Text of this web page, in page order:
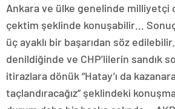
Ankara ve ülke genelinde milliyetçi
çektim şeklinde konuşabilir… Sonuç
üç ayaklı bir başarıdan söz
denildiğinde ve CHP’lilerin sandık
itirazlara dönük “Hatay’ı da
taçlandıracağız” şeklindeki